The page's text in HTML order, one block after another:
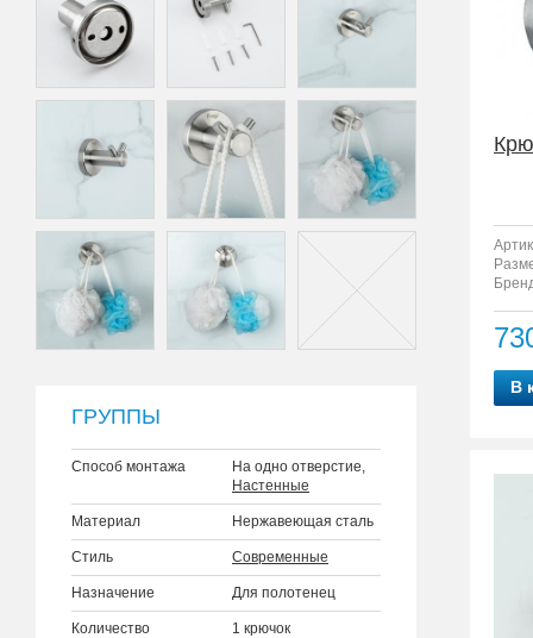
ГРУППЫ
Способ монтажа
На одно отверстие,
Настенные
Материал Нержавеющая сталь
Стиль Современные
Назначение Для полотенец
Количество 1 крючок
В